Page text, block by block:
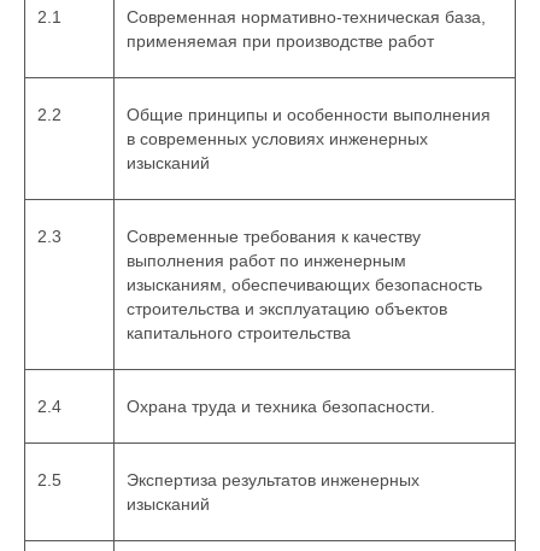
2.1
Современная нормативно-техническая база,
применяемая при производстве работ
2.2
Общие принципы и особенности выполнения
в современных условиях инженерных
изысканий
2.3
Современные требования к качеству
выполнения работ по инженерным
изысканиям, обеспечивающих безопасность
строительства и эксплуатацию объектов
капитального строительства
2.4 Охрана труда и техника безопасности.
2.5
Экспертиза результатов инженерных
изысканий